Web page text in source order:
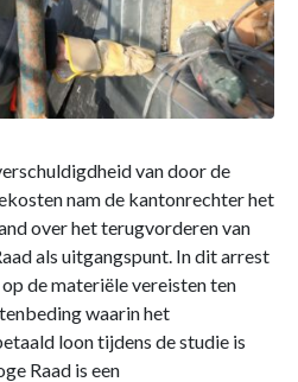
van door de
nam de kantonrechter het
over het terugvorderen van
als uitgangspunt. In dit arrest
de materiële vereisten ten
waarin het
loon tijdens de studie is
Raad is een